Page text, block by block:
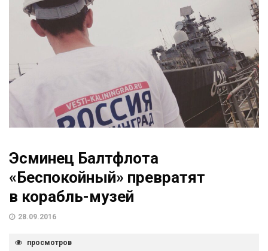
Эсминец Балтфлота
«Беспокойный» превратят
в корабль-музей
28.09.2016
просмотров